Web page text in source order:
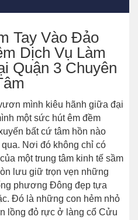
Tay Vào Đảo
Dịch Vụ Làm
Quận 3 Chuyên
mình kiêu hãnh giữa đại
một sức hút êm đềm
bất cứ tâm hồn nào
Nơi đó không chỉ có
một trung tâm kinh tế sầm
lưu giữ trọn vẹn những
phương Đông đẹp tựa
Đó là những con hẻm nhỏ
lồng đỏ rực ở làng cổ Cửu